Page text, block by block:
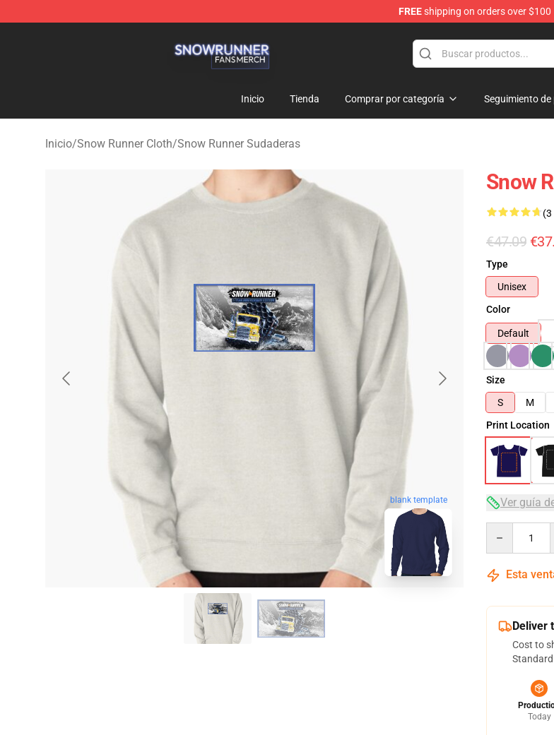
FREEshipping on orders over $100
Inicio Tienda Comprar por categoría Seguimiento de
Inicio/Snow Runner Cloth/Snow Runner Sudaderas
blank template
Snow
(3
€47.09
Type
Unisex
Color
Default
Size
S
M
Print Location
Ver guía
Esta
Deliver
Cost to
Today